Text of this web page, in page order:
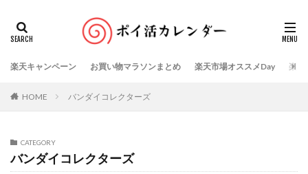
楽天キャンペーン お買い物マラソンまとめ 楽天市場オススメDay 楽天
HOME バンダイコレクターズ
CATEGORY
バンダイコレクターズ